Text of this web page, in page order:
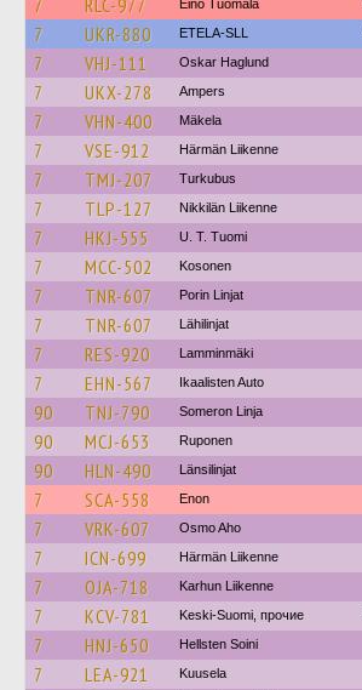
7 RLC-977 Eino Tuomala
7 UKR-880 ETELA-SLL
7 VHJ-111 Oskar Haglund
7 UKX-278 Ampers
7 VHN-400 Mäkela
7 VSE-912 Härmän Liikenne
7 TMJ-207 Turkubus
7 TLP-127 Nikkilän Liikenne
7 HKJ-555 U. T. Tuomi
7 MCC-502 Kosonen
7 TNR-607 Porin Linjat
7 TNR-607 Lähilinjat
7 RES-920 Lamminmäki
7 EHN-567 Ikaalisten Auto
90 TNJ-790 Someron Linja
90 MCJ-653 Ruponen
90 HLN-490 Länsilinjat
7 SCA-558 Enon
7 VRK-607 Osmo Aho
7 ICN-699 Härmän Liikenne
7 OJA-718 Karhun Liikenne
7 KCV-781 Keski-Suomi, прочие
7 HNJ-650 Hellsten Soini
7 LEA-921 Kuusela